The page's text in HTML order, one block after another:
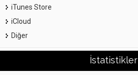
iTunes Store
iCloud
Diğer
İstatistikler